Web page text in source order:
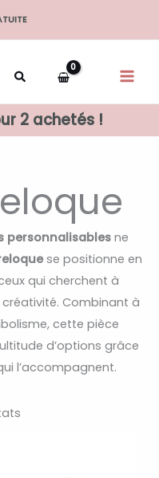
2 achetés !
personnalisables ne
se positionne en
qui cherchent à
Combinant à
cette pièce
d’options grâce
l’accompagnent.